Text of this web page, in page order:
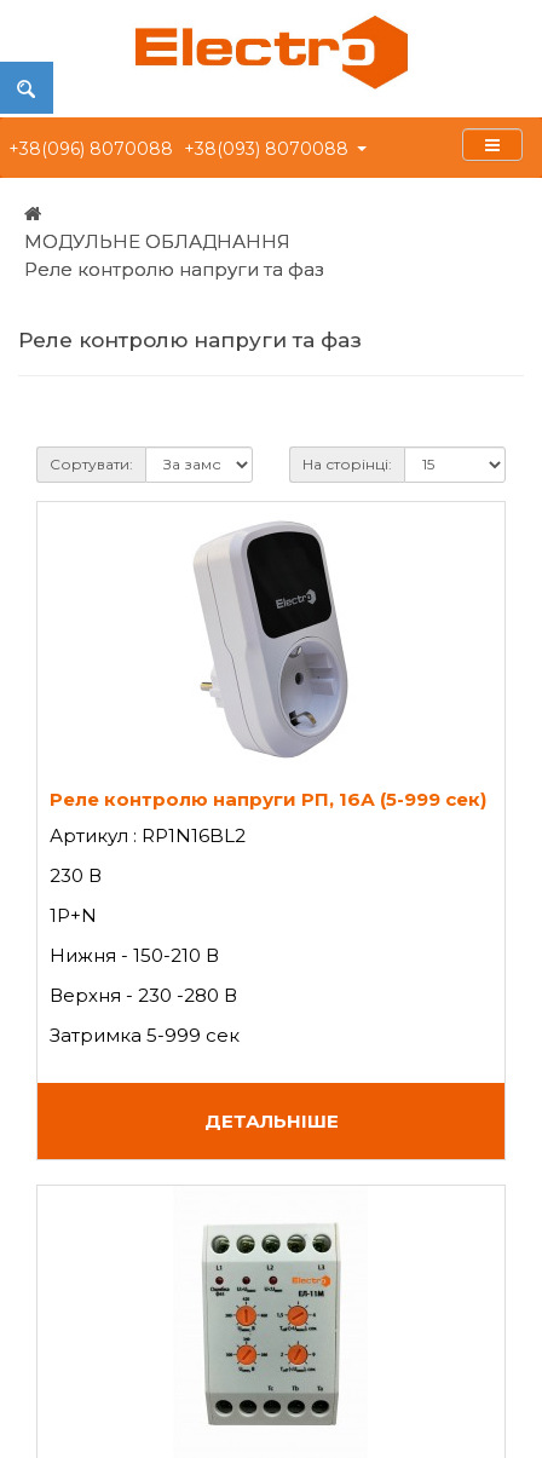
+38(096) 8070088 +38(093) 8070088
МОДУЛЬНЕ ОБЛАДНАННЯ
Реле контролю напруги та фаз
Реле контролю напруги та фаз
Сортувати: На сторінці:
Реле контролю напруги РП, 16А (5-999 сек)
Артикул : RP1N16BL2
230 В
1P+N
Нижня - 150-210 В
Верхня - 230 -280 В
Затримка 5-999 сек
ДЕТАЛЬНІШЕ